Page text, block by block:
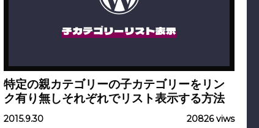
子カテゴリーリスト表示
特定の親カテゴリーの子カテゴリーをリン
ク有り無しそれぞれでリスト表示する方法
2015.9.30 20826 viws